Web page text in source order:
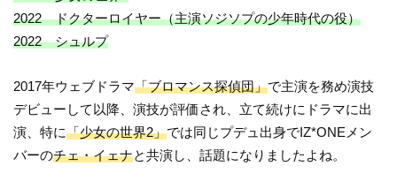
2022 ドクターロイヤー（主演ソジソプの少年時代の役）
2022 シュルプ
2017年ウェブドラマ「ブロマンス探偵団」で主演を務め演技
デビューして以降、演技が評価され、立て続けにドラマに出
演、特に「少女の世界2」では同じプデュ出身でIZ*ONEメン
バーのチェ・イェナと共演し、話題になりましたよね。